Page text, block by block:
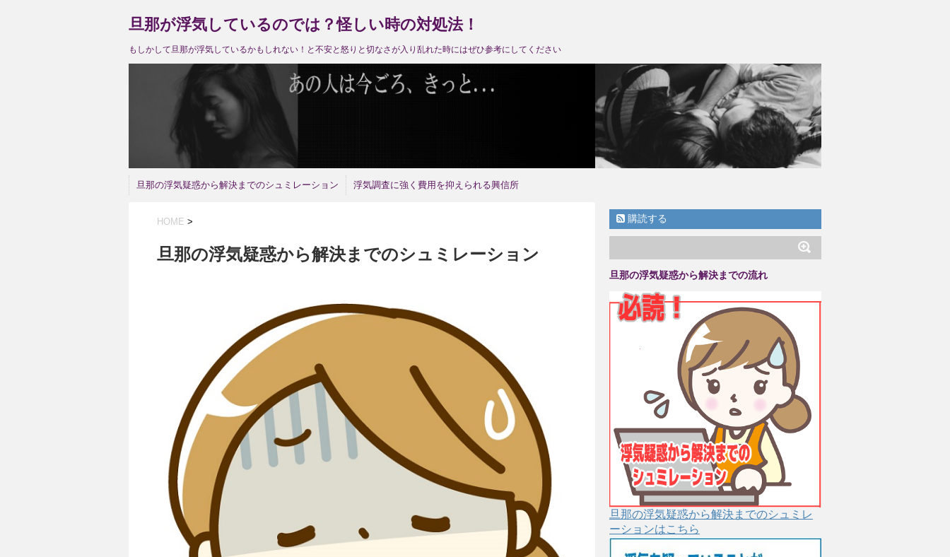
旦那が浮気しているのでは？怪しい時の対処法！
もしかして旦那が浮気しているかもしれない！と不安と怒りと切なさが入り乱れた時にはぜひ参考にしてください
旦那の浮気疑惑から解決までのシュミレーション 浮気調査に強く費用を抑えられる興信所
HOME >
旦那の浮気疑惑から解決までのシュミレーション
購読する
旦那の浮気疑惑から解決までの流れ
旦那の浮気疑惑から解決までのシュミレ
ーションはこちら